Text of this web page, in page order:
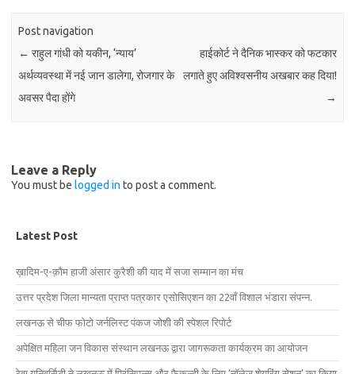
Post navigation
← राहुल गांधी को यकीन, ‘न्याय’
अर्थव्यवस्था में नई जान डालेगा, रोजगार के
अवसर पैदा होंगे
हाईकोर्ट ने दैनिक भास्कर को फटकार
लगाते हुए अविश्वसनीय अखबार कह दिया!
→
Leave a Reply
You must be logged in to post a comment.
Latest Post
ख़ादिम-ए-क़ौम हाजी अंसार कुरैशी की याद में सजा सम्मान का मंच
उत्तर प्रदेश जिला मान्यता प्राप्त पत्रकार एसोसिएशन का 22वाँ विशाल भंडारा संपन्न.
लखनऊ से चीफ फोटो जर्नलिस्ट पंकज जोशी की स्पेशल रिपोर्ट
अपेक्षित महिला जन विकास संस्थान लखनऊ द्वारा जागरूकता कार्यक्रम का आयोजन